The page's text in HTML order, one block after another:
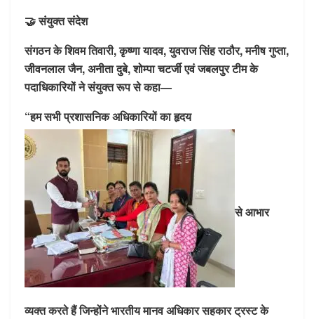
🤝 संयुक्त संदेश
संगठन के शिवम तिवारी, कृष्णा यादव, युवराज सिंह राठौर, मनीष गुप्ता,
जीवनलाल जैन, अनीता दुबे, शोम्पा चटर्जी एवं जबलपुर टीम के
पदाधिकारियों ने संयुक्त रूप से कहा—
“हम सभी प्रशासनिक अधिकारियों का हृदय
से आभार
व्यक्त करते हैं जिन्होंने भारतीय मानव अधिकार सहकार ट्रस्ट के